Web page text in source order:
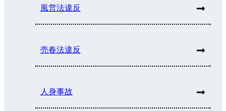
風営法違反
売春法違反
人身事故